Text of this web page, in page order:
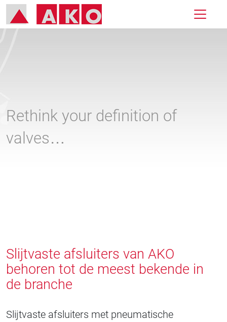
Rethink your definition of
valves…
Slijtvaste afsluiters van AKO
behoren tot de meest bekende in
de branche
Slijtvaste afsluiters met pneumatische